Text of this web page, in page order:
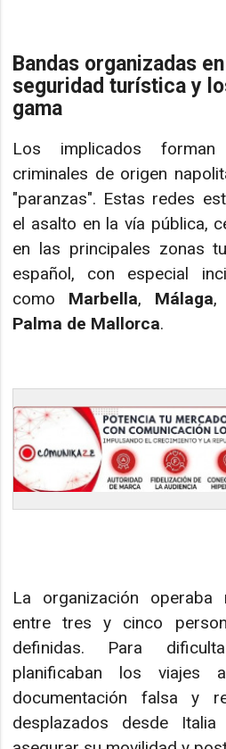
Bandas organizadas
seguridad turística y
gama
Los implicados
criminales de origen
"paranzas". Estas redes
el asalto en la vía pública,
en las principales zonas
español, con especial
como Marbella, Málaga,
Palma de Mallorca.
La organización operaba
entre tres y cinco
definidas. Para
planificaban los viajes
documentación falsa y
desplazados desde